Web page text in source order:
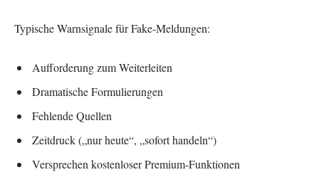
Typische Warnsignale für Fake-Meldungen:
Aufforderung zum Weiterleiten
Dramatische Formulierungen
Fehlende Quellen
Zeitdruck („nur heute“, „sofort handeln“)
Versprechen kostenloser Premium-Funktionen